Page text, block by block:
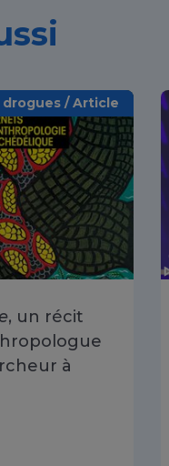
/ Article
, un récit
à